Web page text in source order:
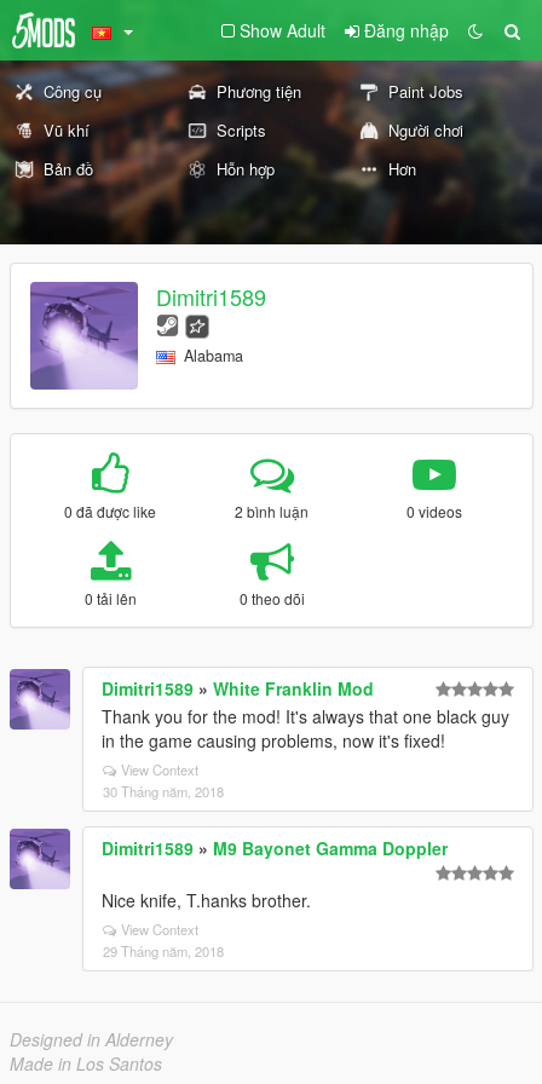
Show Adult Đăng nhập
Công cụ Phương tiện
Paint Jobs
Vũ khí
Scripts
Người chơi
Bản đồ
Hỗn hợp Hơn
Dimitri1589
Alabama
0 đã được like 2 bình luận 0 videos
0 tải lên 0 theo dõi
Dimitri1589 » White Franklin Mod
Thank you for the mod! It's always that one black guy
in the game causing problems, now it's fixed!
View Context
30 Tháng năm, 2018
Dimitri1589 » M9 Bayonet Gamma Doppler
Nice knife, T.hanks brother.
View Context
29 Tháng năm, 2018
Designed in Alderney
Made in Los Santos